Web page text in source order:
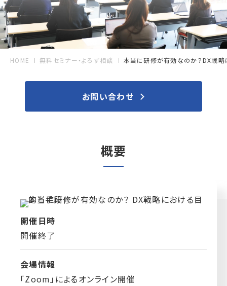
HOME 無料セミナー・よろず相談 本当に研修が有効なのか？DX戦
お問い合わせ
概要
開催日時
開催終了
会場情報
「Zoom」によるオンライン開催